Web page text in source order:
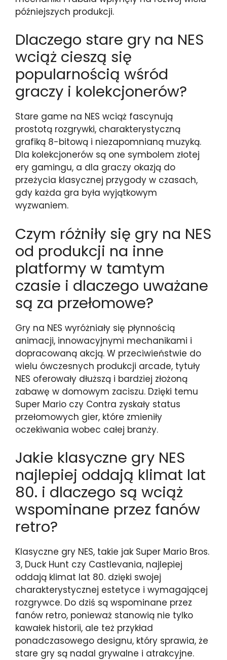
późniejszych produkcji.
Dlaczego stare gry na NES
wciąż cieszą się
popularnością wśród
graczy i kolekcjonerów?
Stare game na NES wciąż fascynują
prostotą rozgrywki, charakterystyczną
grafiką 8-bitową i niezapomnianą muzyką.
Dla kolekcjonerów są one symbolem złotej
ery gamingu, a dla graczy okazją do
przeżycia klasycznej przygody w czasach,
gdy każda gra była wyjątkowym
wyzwaniem.
Czym różniły się gry na NES
od produkcji na inne
platformy w tamtym
czasie i dlaczego uważane
są za przełomowe?
Gry na NES wyróżniały się płynnością
animacji, innowacyjnymi mechanikami i
dopracowaną akcją. W przeciwieństwie do
wielu ówczesnych produkcji arcade, tytuły
NES oferowały dłuższą i bardziej złożoną
zabawę w domowym zaciszu. Dzięki temu
Super Mario czy Contra zyskały status
przełomowych gier, które zmieniły
oczekiwania wobec całej branży.
Jakie klasyczne gry NES
najlepiej oddają klimat lat
80. i dlaczego są wciąż
wspominane przez fanów
retro?
Klasyczne gry NES, takie jak Super Mario Bros.
3, Duck Hunt czy Castlevania, najlepiej
oddają klimat lat 80. dzięki swojej
charakterystycznej estetyce i wymagającej
rozgrywce. Do dziś są wspominane przez
fanów retro, ponieważ stanowią nie tylko
kawałek historii, ale też przykład
ponadczasowego designu, który sprawia, że
stare gry są nadal grywalne i atrakcyjne.